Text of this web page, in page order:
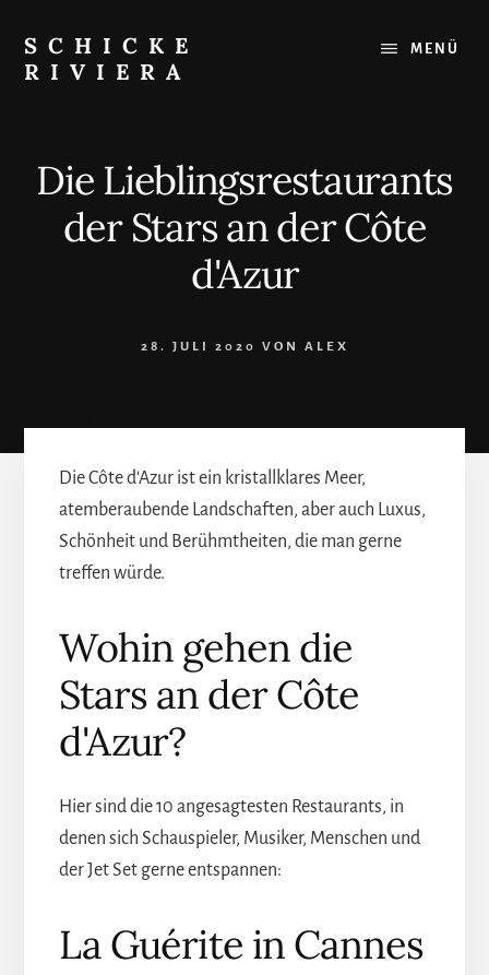
content
SCHICKE
RIVIERA
d'Azur:
MENÜ
Die Lieblingsrestaurants
der Stars an der Côte
d'Azur
28. JULI 2020 VON ALEX
Die Côte d'Azur ist ein kristallklares Meer,
atemberaubende Landschaften, aber auch Luxus,
Schönheit und Berühmtheiten, die man gerne
treffen würde.
Wohin gehen die
Stars an der Côte
d'Azur?
Hier sind die 10 angesagtesten Restaurants, in
denen sich Schauspieler, Musiker, Menschen und
der Jet Set gerne entspannen:
La Guérite in Cannes